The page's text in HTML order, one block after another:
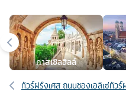
เมืองยอดนิยม
คาสเซิลฮิลล์
เส้นทางที่เกี่ยวข้อง
ทัวร์ฝรั่งเศส ถนนชองเอลิเซ่ทัวร์